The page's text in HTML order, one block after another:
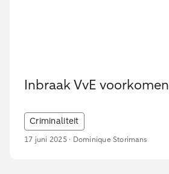
Inbraak VvE voorkomen
Criminaliteit
17 juni 2025 · Dominique Storimans